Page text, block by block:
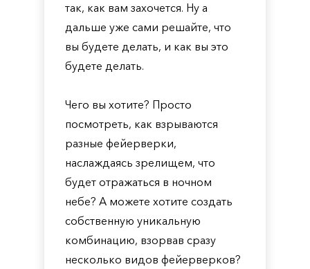
так, как вам захочется. Ну а
дальше уже сами решайте, что
вы будете делать, и как вы это
будете делать.
Чего вы хотите? Просто
посмотреть, как взрываются
разные фейерверки,
наслаждаясь зрелищем, что
будет отражаться в ночном
небе? А можете хотите создать
собственную уникальную
комбинацию, взорвав сразу
несколько видов фейерверков?